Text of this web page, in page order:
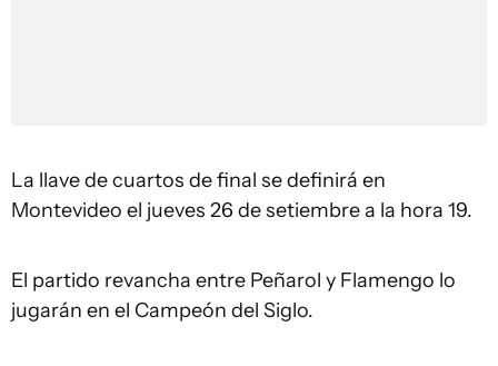
La llave de cuartos de final se definirá en
Montevideo el jueves 26 de setiembre a la hora 19.
El partido revancha entre Peñarol y Flamengo lo
jugarán en el Campeón del Siglo.